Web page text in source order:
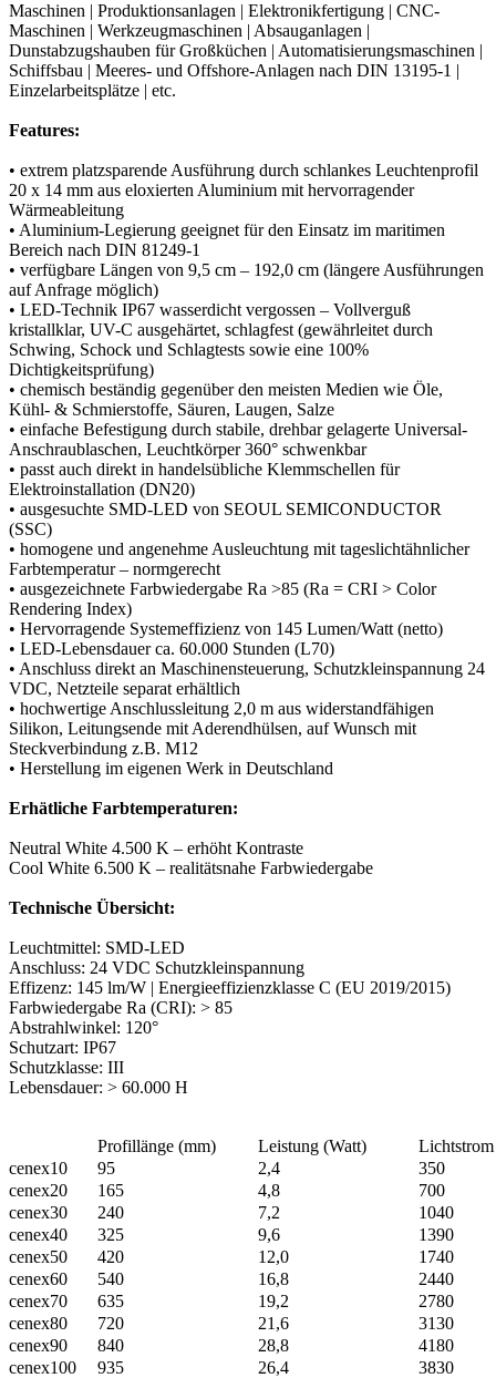
Maschinen | Produktionsanlagen | Elektronikfertigung | CNC-
Maschinen | Werkzeugmaschinen | Absauganlagen |
Dunstabzugshauben für Großküchen | Automatisierungsmaschinen |
Schiffsbau | Meeres- und Offshore-Anlagen nach DIN 13195-1 |
Einzelarbeitsplätze | etc.
Features:
• extrem platzsparende Ausführung durch schlankes Leuchtenprofil
20 x 14 mm aus eloxierten Aluminium mit hervorragender
Wärmeableitung
• Aluminium-Legierung geeignet für den Einsatz im maritimen
Bereich nach DIN 81249-1
• verfügbare Längen von 9,5 cm – 192,0 cm (längere Ausführungen
auf Anfrage möglich)
• LED-Technik IP67 wasserdicht vergossen – Vollverguß
kristallklar, UV-C ausgehärtet, schlagfest (gewährleitet durch
Schwing, Schock und Schlagtests sowie eine 100%
Dichtigkeitsprüfung)
• chemisch beständig gegenüber den meisten Medien wie Öle,
Kühl- & Schmierstoffe, Säuren, Laugen, Salze
• einfache Befestigung durch stabile, drehbar gelagerte Universal-
Anschraublaschen, Leuchtkörper 360° schwenkbar
• passt auch direkt in handelsübliche Klemmschellen für
Elektroinstallation (DN20)
• ausgesuchte SMD-LED von SEOUL SEMICONDUCTOR
(SSC)
• homogene und angenehme Ausleuchtung mit tageslichtähnlicher
Farbtemperatur – normgerecht
• ausgezeichnete Farbwiedergabe Ra >85 (Ra = CRI > Color
Rendering Index)
• Hervorragende Systemeffizienz von 145 Lumen/Watt (netto)
• LED-Lebensdauer ca. 60.000 Stunden (L70)
• Anschluss direkt an Maschinensteuerung, Schutzkleinspannung 24
VDC, Netzteile separat erhältlich
• hochwertige Anschlussleitung 2,0 m aus widerstandfähigen
Silikon, Leitungsende mit Aderendhülsen, auf Wunsch mit
Steckverbindung z.B. M12
• Herstellung im eigenen Werk in Deutschland
Erhätliche Farbtemperaturen:
Neutral White 4.500 K – erhöht Kontraste
Cool White 6.500 K – realitätsnahe Farbwiedergabe
Technische Übersicht:
Leuchtmittel: SMD-LED
Anschluss: 24 VDC Schutzkleinspannung
Effizenz: 145 lm/W | Energieeffizienzklasse C (EU 2019/2015)
Farbwiedergabe Ra (CRI): > 85
Abstrahlwinkel: 120°
Schutzart: IP67
Schutzklasse: III
Lebensdauer: > 60.000 H
Profillänge (mm) Leistung (Watt)
cenex10
95 2,4
350
cenex20
165 4,8
700
cenex30
240 7,2
1040
cenex40
325 9,6
1390
cenex50
420 12,0
1740
cenex60
540 16,8
2440
cenex70
635 19,2
2780
cenex80
720 21,6
3130
cenex90
840 28,8
4180
cenex100
935 26,4 3830